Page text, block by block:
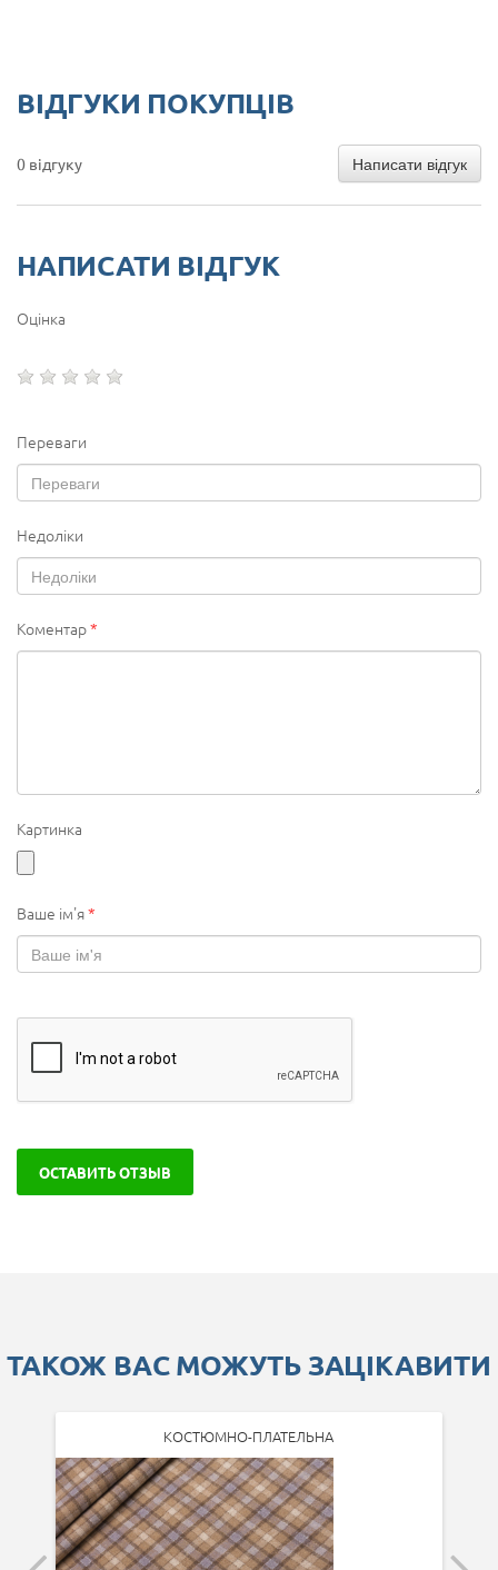
ВІДГУКИ ПОКУПЦІВ
0 відгуку Написати відгук
НАПИСАТИ ВІДГУК
Оцінка
Переваги
Недоліки
Коментар*
Картинка
Ваше ім'я*
ОСТАВИТЬ ОТЗЫВ
ТАКОЖ ВАС МОЖУТЬ ЗАЦІКАВИТИ
КОСТЮМНО-ПЛАТЕЛЬНА